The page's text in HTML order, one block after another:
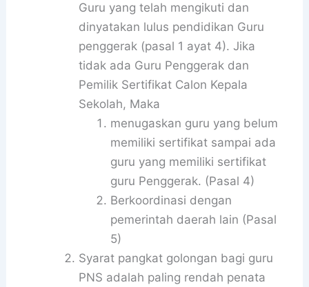
Guru yang telah mengikuti dan
dinyatakan lulus pendidikan Guru
penggerak (pasal 1 ayat 4). Jika
tidak ada Guru Penggerak dan
Pemilik Sertifikat Calon Kepala
Sekolah, Maka
menugaskan guru yang belum
memiliki sertifikat sampai ada
guru yang memiliki sertifikat
guru Penggerak. (Pasal 4)
Berkoordinasi dengan
pemerintah daerah lain (Pasal
5)
Syarat pangkat golongan bagi guru
PNS adalah paling rendah penata